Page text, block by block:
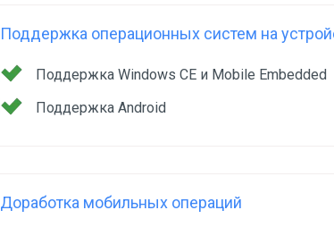
Поддержка операционных систем на
Поддержка Windows CE и Mobile Embedded
Поддержка Android
Доработка мобильных операций